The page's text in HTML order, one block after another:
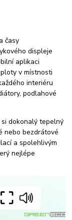
časy
displeje
aplikaci
v místnosti
interiéru
podlahové
dokonalý tepelný
nebo bezdrátové
a spolehlivým
nejlépe